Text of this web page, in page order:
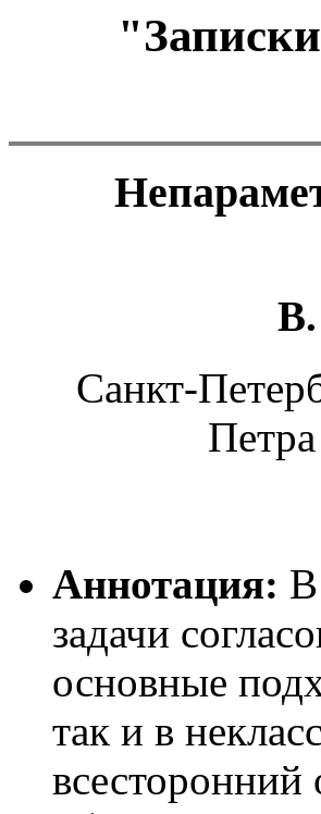
Санкт-
Аннотация: В
задачи
основные
так и в